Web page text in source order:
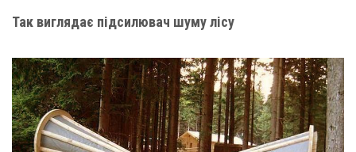
Так виглядає підсилювач шуму лісу